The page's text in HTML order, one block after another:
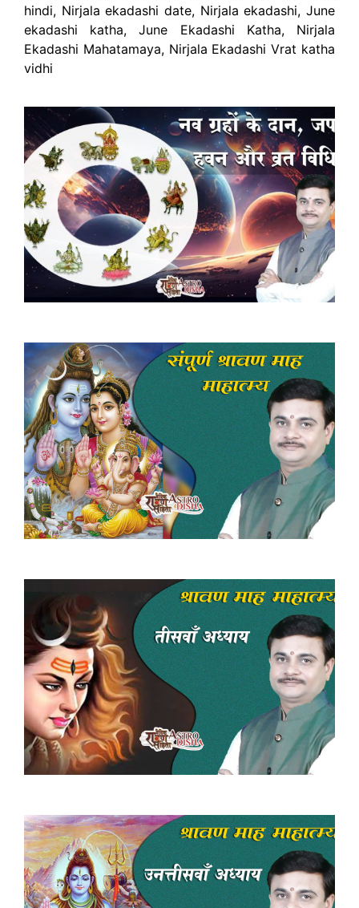
hindi, Nirjala ekadashi date, Nirjala ekadashi, June
ekadashi katha, June Ekadashi Katha, Nirjala
Ekadashi Mahatamaya, Nirjala Ekadashi Vrat katha
vidhi